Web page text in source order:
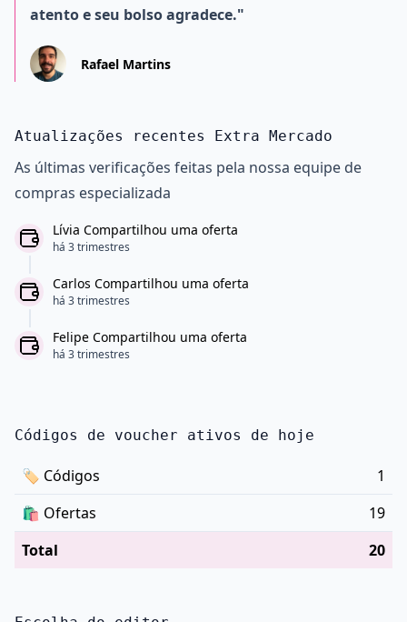
atento e seu bolso agradece."
Rafael Martins
Atualizações recentes Extra Mercado
As últimas verificações feitas pela nossa equipe de
compras especializada
Lívia Compartilhou uma oferta
há 3 trimestres
Carlos Compartilhou uma oferta
há 3 trimestres
Felipe Compartilhou uma oferta
há 3 trimestres
Códigos de voucher ativos de hoje
🏷 Códigos
1
🛍️ Ofertas
19
Total
20